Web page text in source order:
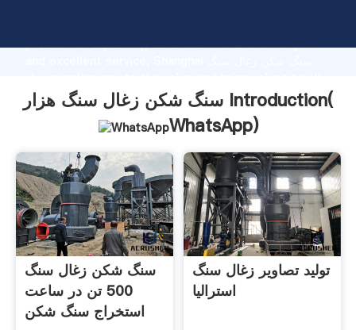
production capability, advanced research strength
of customers.
سنگ شکن زغال سنگ هزار Introduction(
WhatsApp)
سنگ شکن زغال سنگ
500 تن در ساعت
استخراج سنگ شکن
تولید تصاویر زغال سنگ
استرالیا